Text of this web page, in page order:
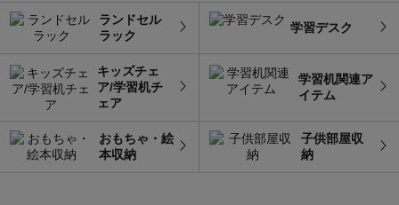
ランドセル
ラック
学習デスク
キッズチェ
ア/学習机チ
ェア
学習机関連ア
イテム
おもちゃ・絵
本収納
子供部屋収
納